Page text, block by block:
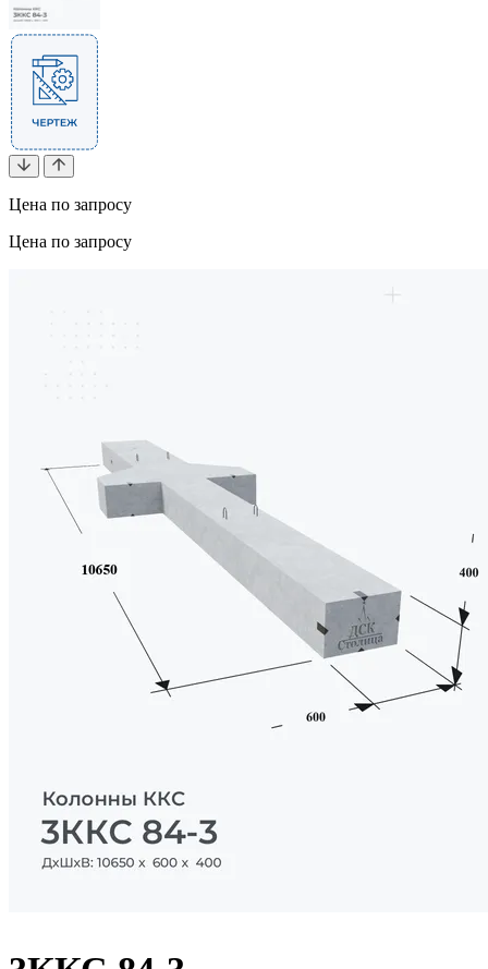
Цена по запросу
Цена по запросу